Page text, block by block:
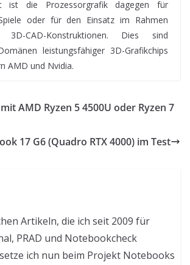
ist die Prozessorgrafik dagegen für
oder für den Einsatz im Rahmen
3D-CAD-Konstruktionen. Dies sind
leistungsfähiger 3D-Grafikchips
AMD und Nvidia.
AMD Ryzen 5 4500U oder Ryzen 7
17 G6 (Quadro RTX 4000) im Test
Artikeln, die ich seit 2009 für
PRAD und Notebookcheck
ich nun beim Projekt Notebooks